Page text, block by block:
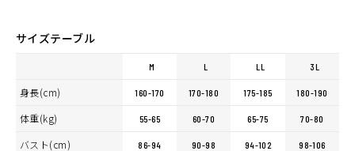
サイズテーブル
M L LL 3L
身長(cm) 160-170 170-180 175-185 180-190
体重(kg) 55-65 60-70 65-75 70-80
バスト(cm) 86-94 90-98 94-102 98-106